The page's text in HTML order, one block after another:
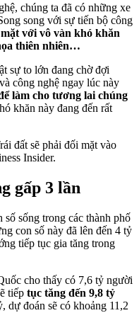
chúng ta đã có những xe
song với sự tiến bộ công
với vô vàn khó khăn
thiên nhiên…
sự to lớn đang chờ đợi
công nghệ ngay lúc này
làm cho tương lai chúng
khăn này đang đến rất
đất sẽ phải đối mặt vào
Insider.
gấp 3 lần
sống trong các thành phố
con số này đã lên đến 4 tỷ
tiếp tục gia tăng trong
cho thấy có 7,6 tỷ người
tiếp tục tăng đến 9,8 tỷ
dự đoán sẽ có khoảng 11,2